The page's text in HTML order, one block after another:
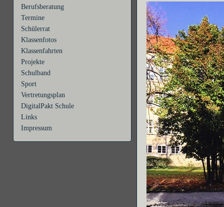
Berufsberatung
Termine
Schülerrat
Klassenfotos
Klassenfahrten
Projekte
Schulband
Sport
Vertretungsplan
DigitalPakt Schule
Links
Impressum